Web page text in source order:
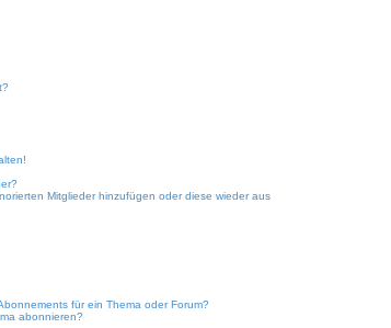
Mitglieder hinzufügen oder diese wieder aus
für ein Thema oder Forum?
abonnieren?